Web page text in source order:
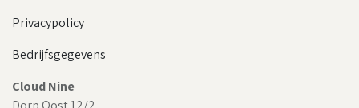
Privacypolicy
Bedrijfsgegevens
Cloud Nine